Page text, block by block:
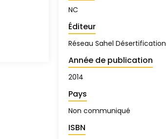
NC
Éditeur
Réseau Sahel Désertification
Année de publication
2014
Pays
Non communiqué
ISBN